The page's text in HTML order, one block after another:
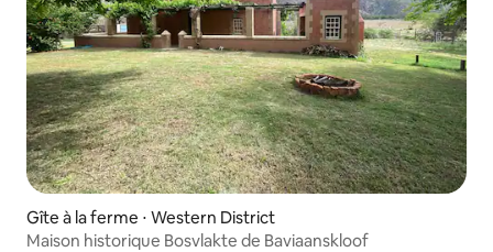
Gîte à la ferme ⋅ Western District
Maison historique Bosvlakte de Baviaanskloof